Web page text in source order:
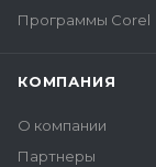
Программы Corel
КОМПАНИЯ
О компании
Партнеры